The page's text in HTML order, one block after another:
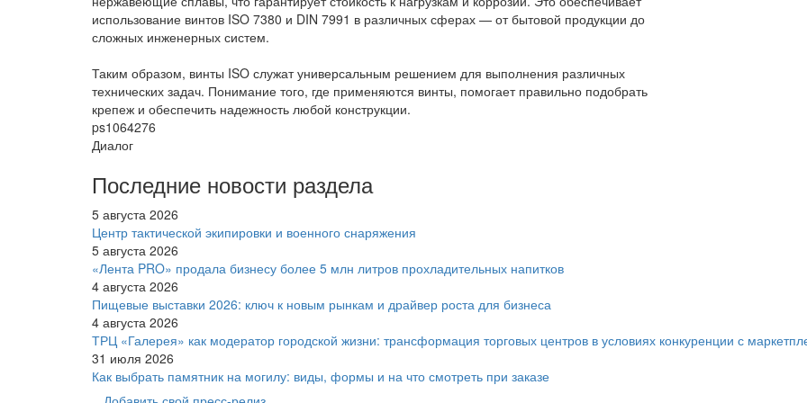
использование винтов ISO 7380 и DIN 7991 в различных сферах — от бытовой продукции до
сложных инженерных систем.
Таким образом, винты ISO служат универсальным решением для выполнения различных
технических задач. Понимание того, где применяются винты, помогает правильно подобрать
крепеж и обеспечить надежность любой конструкции.
ps1064276
Диалог
Последние новости раздела
5 августа 2026
Центр тактической экипировки и военного снаряжения
5 августа 2026
«Лента PRO» продала бизнесу более 5 млн литров прохладительных напитков
4 августа 2026
Пищевые выставки 2026: ключ к новым рынкам и драйвер роста для бизнеса
4 августа 2026
ТРЦ «Галерея» как модератор городской жизни: трансформация торговых центров в условиях конкуренции с
31 июля 2026
Как выбрать памятник на могилу: виды, формы и на что смотреть при заказе